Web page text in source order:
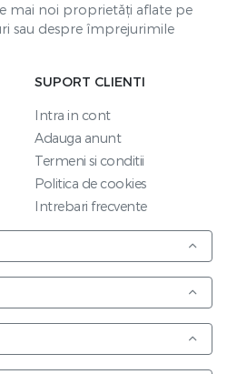
mai noi proprietăți aflate pe
sau despre împrejurimile
SUPORT CLIENTI
Intra in cont
Adauga anunt
Termeni si conditii
Politica de cookies
Intrebari frecvente